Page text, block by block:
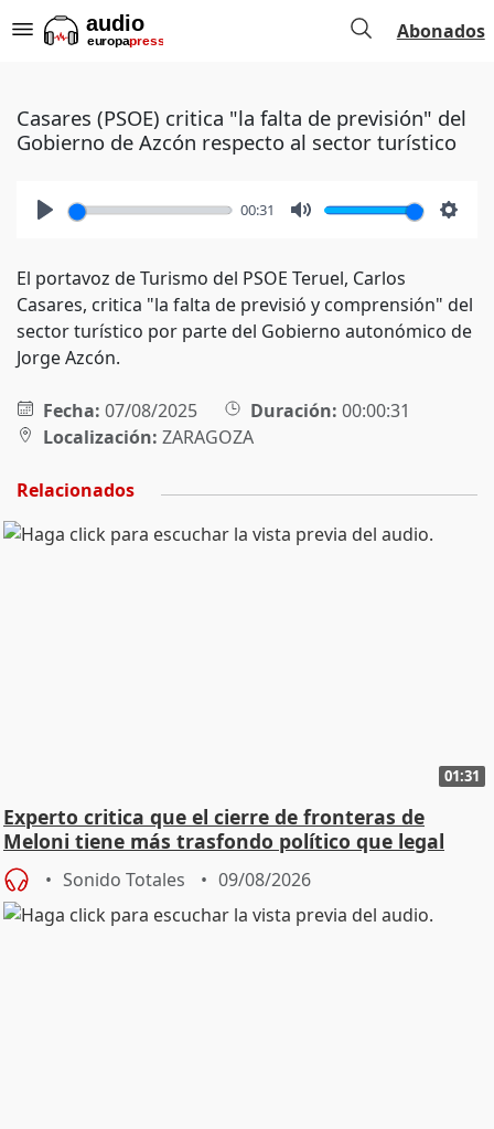
Abonados
Casares (PSOE) critica "la falta de previsión" del
Gobierno de Azcón respecto al sector turístico
00:31
El portavoz de Turismo del PSOE Teruel, Carlos
Casares, critica "la falta de previsió y comprensión" del
sector turístico por parte del Gobierno autonómico de
Jorge Azcón.
Fecha: 07/08/2025 Duración: 00:00:31
Localización: ZARAGOZA
Relacionados
01:31
Experto critica que el cierre de fronteras de
Meloni tiene más trasfondo político que legal
Sonido Totales 09/08/2026